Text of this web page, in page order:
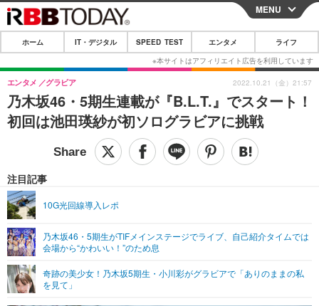
CLOSE
ホーム
IT・デジタル
IT・デジタルTOP スマートフォン
ショッピング その他
SPEED TEST
エンタメTOP 映画・ドラマ
グラビア
ショッピング その他
ライフTOP
その他
リリース一覧
プッシュ通知の停止方法
MENU
ホーム IT・デジタル SPEED TEST エンタメ ライフ
乃木坂46・5期生連載が『B.L.T.』でスタート！
初回は池田瑛紗が初ソログラビアに挑戦
エンタメ グラビア
注目記事
10G光回線導入レポ
乃木坂46・5期生がTIFメインステージでライブ、自己紹介タイムでは
会場から“かわいい！”のため息
奇跡の美少女！乃木坂5期生・小川彩がグラビアで「ありのままの私
を見て」
2022.10.21（金）21:57